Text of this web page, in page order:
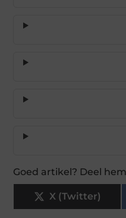
Goed artikel? Deel
X (Twitter)